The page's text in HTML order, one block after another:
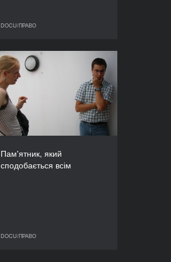
DOCU/ПРАВО
Пам'ятник, який
сподобається всім
DOCU/ПРАВО
Пам'ятник, який
сподобається всім
РІК
2011
КРАЇНА
Естонія
Крістіна Норман